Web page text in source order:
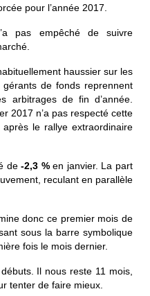
pour l’année 2017.
pas empêché de suivre
haussier sur les
de fonds reprennent
arbitrages de fin d’année.
2017 n’a pas respecté cette
après le rallye extraordinaire
de-2,3 %en janvier. La part
reculant en parallèle
donc ce premier mois de
sous la barre symbolique
fois le mois dernier.
Il nous reste 11 mois,
tenter de faire mieux.